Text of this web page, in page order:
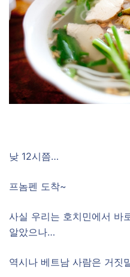
낮 12시쯤…
프놈펜 도착~
사실 우리는 호치민에서 바
알았으나…
역시나 베트남 사람은 거짓